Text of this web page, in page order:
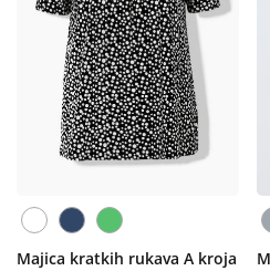
Majica kratkih rukava A kroja